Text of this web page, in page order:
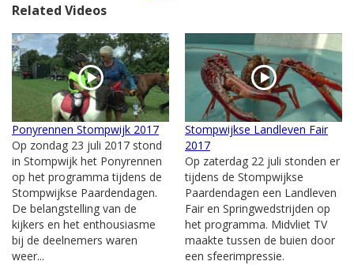
Related Videos
Ponyrennen Stompwijk 2017
Op zondag 23 juli 2017 stond
in Stompwijk het Ponyrennen
op het programma tijdens de
Stompwijkse Paardendagen.
De belangstelling van de
kijkers en het enthousiasme
bij de deelnemers waren
weer...
Stompwijkse Landleven Fair
2017
Op zaterdag 22 juli stonden er
tijdens de Stompwijkse
Paardendagen een Landleven
Fair en Springwedstrijden op
het programma. Midvliet TV
maakte tussen de buien door
een sfeerimpressie.